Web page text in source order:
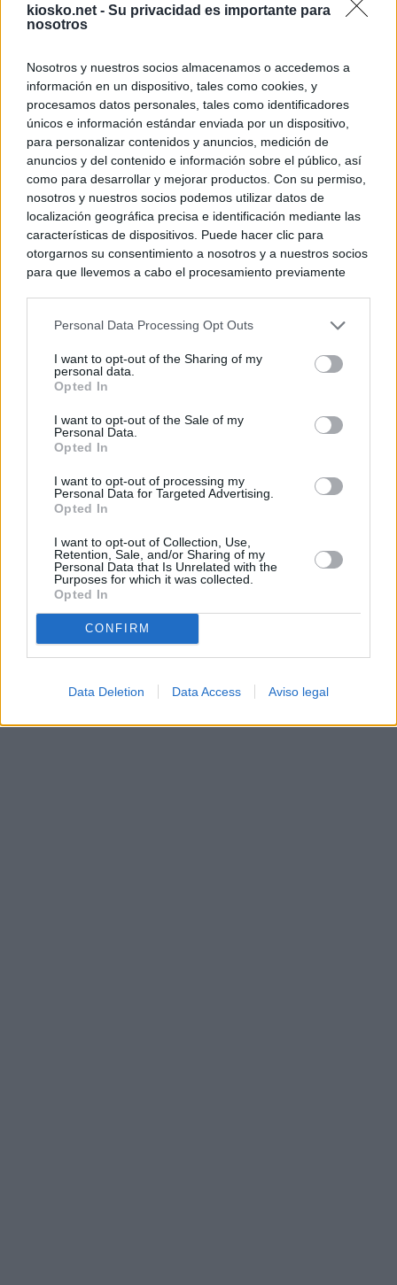
kiosko.net - Su privacidad es importante para
nosotros
Nosotros y nuestros socios almacenamos o accedemos a
información en un dispositivo, tales como cookies, y
procesamos datos personales, tales como identificadores
únicos e información estándar enviada por un dispositivo,
para personalizar contenidos y anuncios, medición de
anuncios y del contenido e información sobre el público, así
como para desarrollar y mejorar productos. Con su permiso,
nosotros y nuestros socios podemos utilizar datos de
localización geográfica precisa e identificación mediante las
características de dispositivos. Puede hacer clic para
otorgarnos su consentimiento a nosotros y a nuestros socios
para que llevemos a cabo el procesamiento previamente
negar su consentimiento. Tenga en cuenta que algún
de su consentimiento, pero usted tiene el derecho de
rechazar tal procesamiento. Sus preferencias se aplicarán
cualquier momento entrando de nuevo en este sitio web o
visitando nuestra política de privacidad.
Personal Data Processing Opt Outs
I want to opt-out of the Sharing of my
personal data.
Opted In
I want to opt-out of the Sale of my
Personal Data.
Opted In
I want to opt-out of processing my
Personal Data for Targeted Advertising.
Opted In
I want to opt-out of Collection, Use,
Retention, Sale, and/or Sharing of my
Personal Data that Is Unrelated with the
Purposes for which it was collected.
Opted In
CONFIRM
Data Deletion Data Access Aviso legal